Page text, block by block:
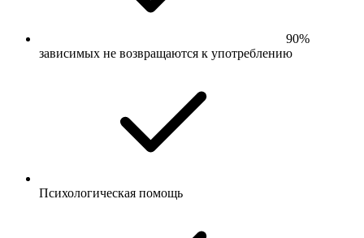
90%
зависимых не возвращаются к употреблению
Психологическая помощь